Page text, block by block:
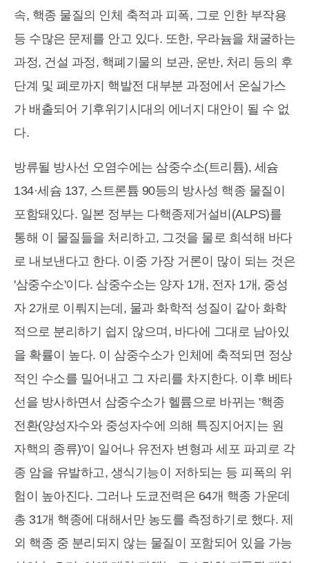
속, 핵종 물질의 인체 축적과 피폭, 그로 인한 부작용
등 수많은 문제를 안고 있다. 또한, 우라늄을 채굴하는
과정, 건설 과정, 핵폐기물의 보관, 운반, 처리 등의 후
단계 및 폐로까지 핵발전 대부분 과정에서 온실가스
가 배출되어 기후위기시대의 에너지 대안이 될 수 없
다.
방류될 방사선 오염수에는 삼중수소(트리튬), 세슘
134·세슘 137, 스트론튬 90등의 방사성 핵종 물질이
포함돼있다. 일본 정부는 다핵종제거설비(ALPS)를
통해 이 물질들을 처리하고, 그것을 물로 희석해 바다
로 내보낸다고 한다. 이중 가장 거론이 많이 되는 것은
'삼중수소'이다. 삼중수소는 양자 1개, 전자 1개, 중성
자 2개로 이뤄지는데, 물과 화학적 성질이 같아 화학
적으로 분리하기 쉽지 않으며, 바다에 그대로 남아있
을 확률이 높다. 이 삼중수소가 인체에 축적되면 정상
적인 수소를 밀어내고 그 자리를 차지한다. 이후 베타
선을 방사하면서 삼중수소가 헬륨으로 바뀌는 '핵종
전환(양성자수와 중성자수에 의해 특징지어지는 원
자핵의 종류)'이 일어나 유전자 변형과 세포 파괴로 각
종 암을 유발하고, 생식기능이 저하되는 등 피폭의 위
험이 높아진다. 그러나 도쿄전력은 64개 핵종 가운데
총 31개 핵종에 대해서만 농도를 측정하기로 했다. 제
외 핵종 중 분리되지 않는 물질이 포함되어 있을 가능